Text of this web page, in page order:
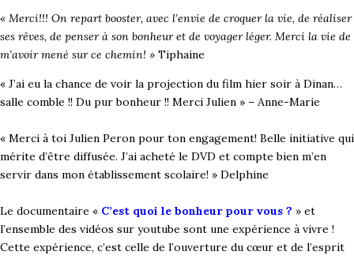
« Merci!!! On repart booster, avec l’envie de croquer la vie, de réaliser
ses rêves, de penser à son bonheur et de voyager léger. Merci la vie de
m’avoir mené sur ce chemin! » Tiphaine
« J’ai eu la chance de voir la projection du film hier soir à Dinan…
salle comble !! Du pur bonheur !! Merci Julien » – Anne-Marie
« Merci à toi Julien Peron pour ton engagement! Belle initiative qui
mérite d’être diffusée. J’ai acheté le DVD et compte bien m’en
servir dans mon établissement scolaire! » Delphine
Le documentaire « C’est quoi le bonheur pour vous ? » et
l’ensemble des vidéos sur youtube sont une expérience à vivre !
Cette expérience, c’est celle de l’ouverture du cœur et de l’esprit